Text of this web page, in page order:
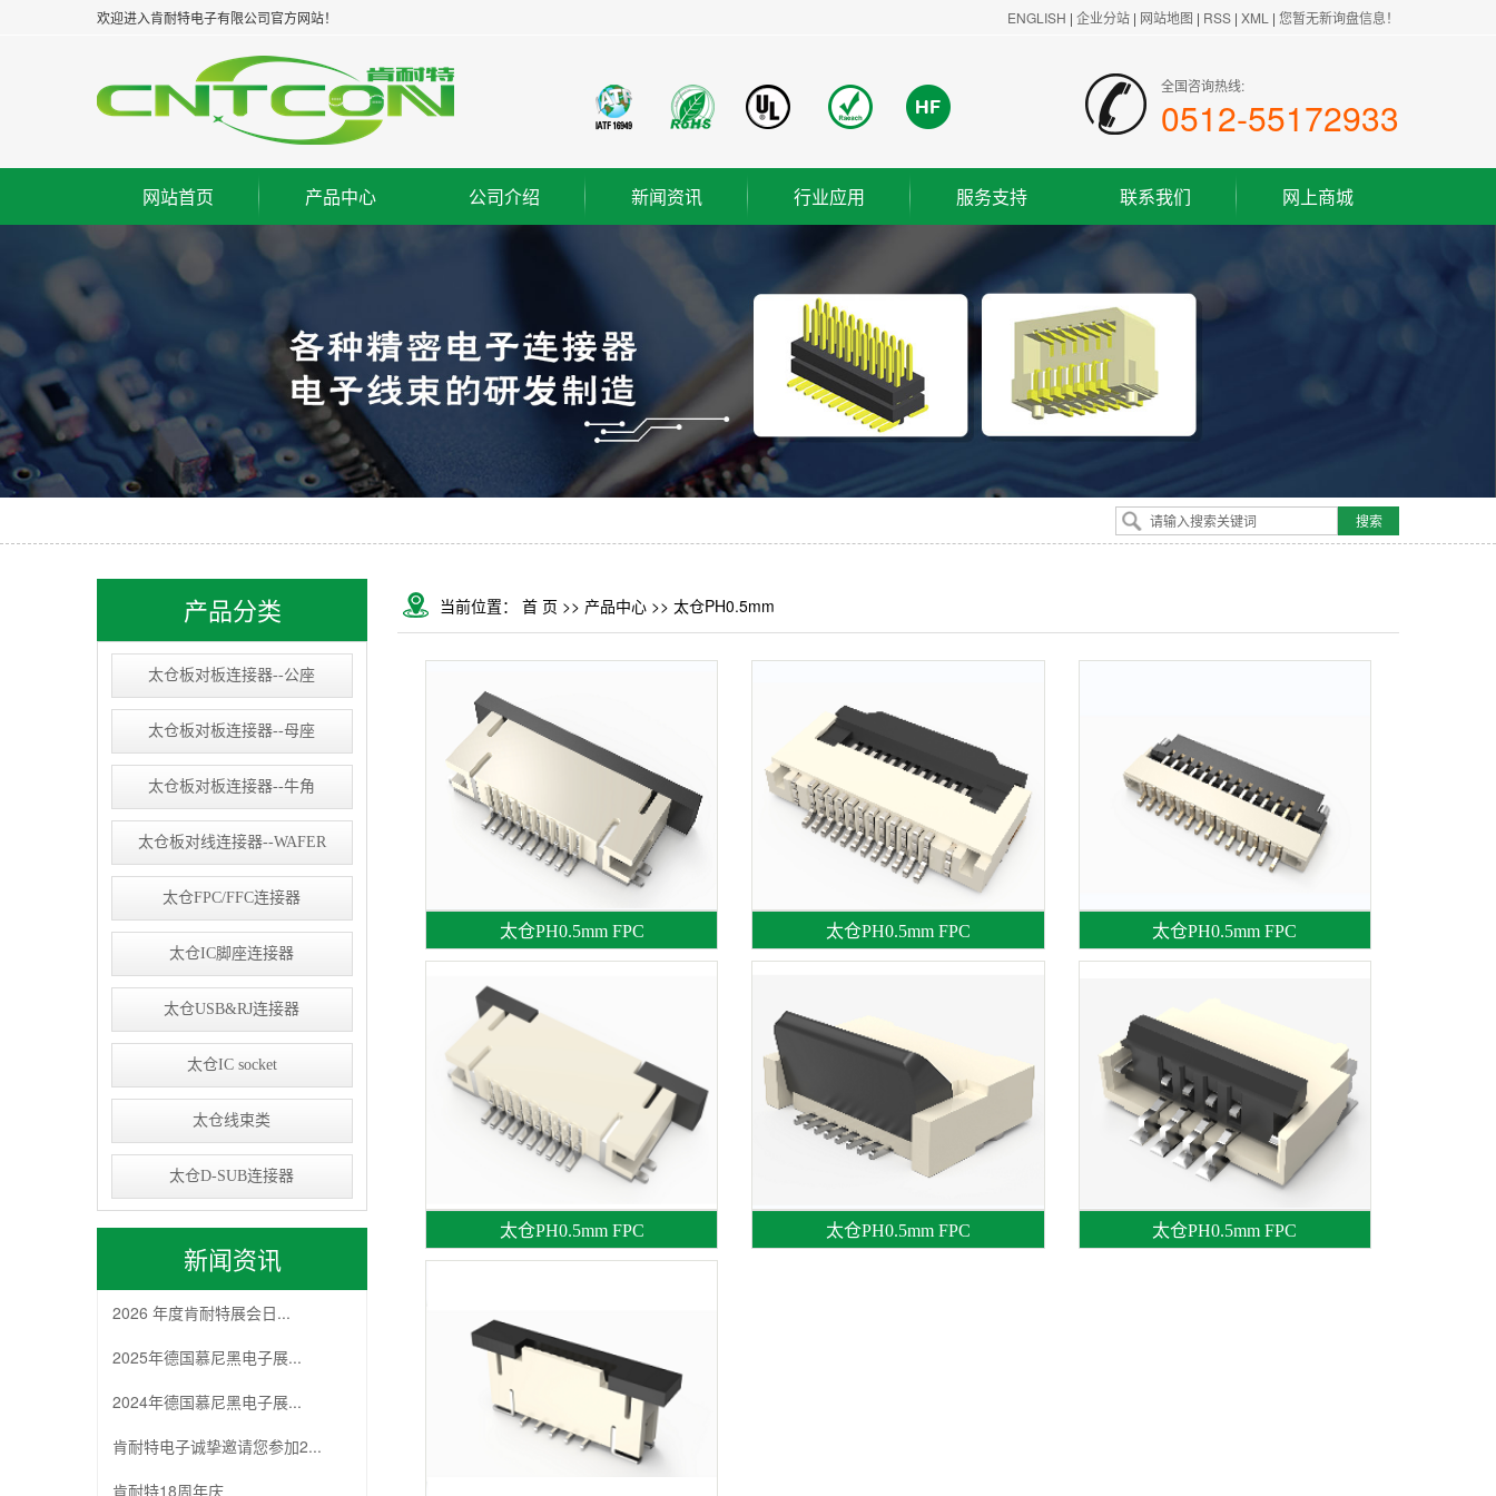
欢迎进入肯耐特电子有限公司官方网站！ ENGLISH | 企业分站 | 网站地图 | RSS | XML | 您暂无新询盘信息！
全国咨询热线:
0512-55172933
网站首页
产品中心
太仓板对板连接器--公座
太仓板对板连接器--牛角
太仓板对线连接器--WAFER
太仓FPC/FFC连接器
太仓IC脚座连接器
太仓USB&RJ连接器
太仓IC socket
太仓线束类
太仓D-SUB连接器
公司介绍
经营理念
组织架构
荣誉资质
新闻资讯
公司新闻
技术知识
行业应用
成功案例
服务支持
联系我们
联系方式
客户留言
网上商城
产品分类
太仓板对板连接器--公座
太仓板对板连接器--母座
太仓板对板连接器--牛角
太仓板对线连接器--WAFER
太仓FPC/FFC连接器
太仓IC脚座连接器
太仓USB&RJ连接器
太仓IC socket
太仓线束类
太仓D-SUB连接器
新闻资讯
2026 年度肯耐特展会日...
2025年德国慕尼黑电子展...
2024年德国慕尼黑电子展...
肯耐特电子诚挚邀请您参加2...
肯耐特18周年庆
当前位置： 首 页 >> 产品中心 >> 太仓PH0.5mm
太仓PH0.5mm FPC 太仓PH0.5mm FPC 太仓PH0.5mm FPC
太仓PH0.5mm FPC 太仓PH0.5mm FPC 太仓PH0.5mm FPC